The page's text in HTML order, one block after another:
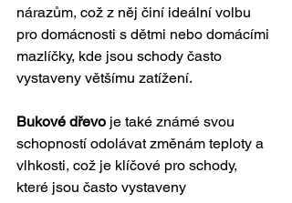
nárazům, což z něj činí ideální volbu
pro domácnosti s dětmi nebo domácími
mazlíčky, kde jsou schody často
vystaveny většímu zatížení.
Bukové dřevo je také známé svou
schopností odolávat změnám teploty a
vlhkosti, což je klíčové pro schody,
které jsou často vystaveny